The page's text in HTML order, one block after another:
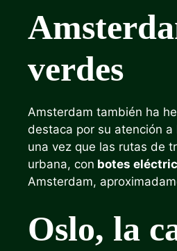
verdes
Amsterdam también ha
destaca por su atención
una vez que las rutas de
urbana, con botes
Amsterdam,
Oslo, la